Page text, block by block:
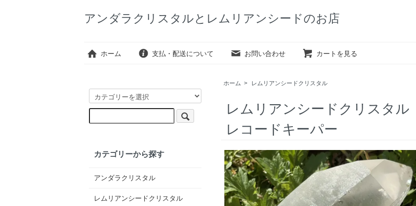
アンダラクリスタルとレムリアンシードのお店
ホーム 支払・配送について お問い合わせ カートを見る
ホーム > レムリアンシードクリスタル
レムリアンシードクリスタル
レコードキーパー
カテゴリーから探す
アンダラクリスタル
レムリアンシードクリスタル